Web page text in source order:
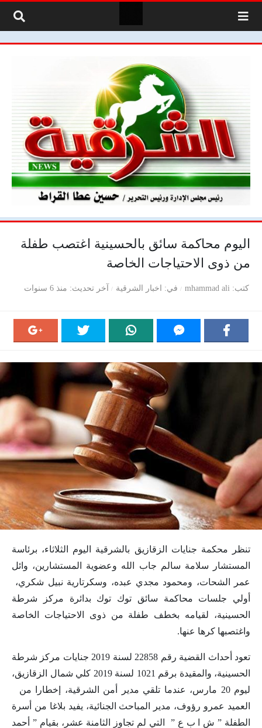
اليوم محاكمة سائق بالحسينية اغتصب طفلة
من ذوى الاحتياجات الخاصة
كتب mhammad ali في اخبار الشرقية آخر تحديث منذ 6 سنوات
تنظر محكمة جنايات الزقازيق بالشرقية اليوم الثلاثاء، برئاسة
المستشار سلامة سالم جاب الله وعضوية المستشارين، وائل
عمر الشحات، ومحمود مجدي عبده، وسكرتارية نبيل شكري،
أولي جلسات محاكمة سائق توك توك بدائرة مركز شرطة
الحسينية، لقيامه بخطف طفلة من ذوى الاحتياجات الخاصة
واغتصبها كرها عنها.
تعود أحداث القضية رقم 22858 لسنة 2019 جنايات مركز شرطة
الحسينية، والمقيدة برقم 1021 لسنة 2019 كلي شمال الزقازيق،
ليوم 20 مارس، عندما تلقي مدير أمن الشرقية، إخطارا من
العميد عمرو رؤوف، مدير المباحث الجنائية، يفيد بلاغا من أسرة
الطفلة ” ش ا ب ع ” التي لم تجاوز الثامنة عشر، بقيام ” أحمد